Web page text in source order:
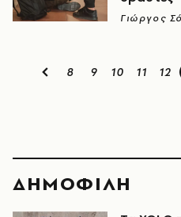
Γιώργος
8 9 10 11 12
ΔΗΜΟΦΙΛΗ